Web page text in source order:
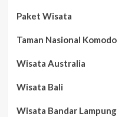
Paket Wisata
Taman Nasional Komodo
Wisata Australia
Wisata Bali
Wisata Bandar Lampung